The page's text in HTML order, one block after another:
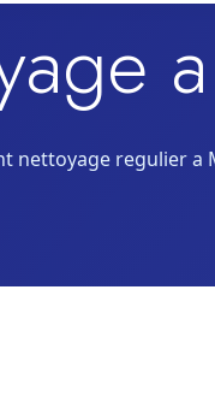
nettoyage regulier a